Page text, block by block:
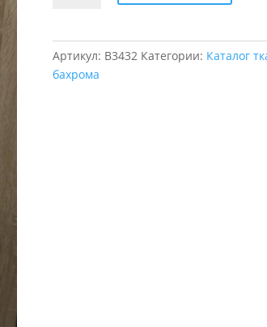
Шарове
1.8м
Артикул: B3432 Категории: Каталог
бахрома